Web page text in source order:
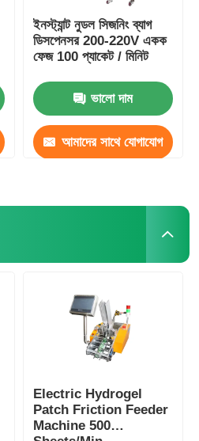
ইনস্ট্যান্ট নুডল সিজনিং ব্যাগ
ডিসপেনসর 200-220V একক
ফেজ 100 প্যাকেট / মিনিট
ভালো দাম
আমাদের সাথে যোগাযোগ
Electric Hydrogel
Patch Friction Feeder
Machine 500